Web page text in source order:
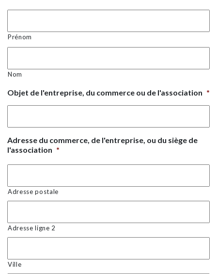
Prénom
Nom
Objet de l'entreprise, du commerce ou de l'association *
Adresse du commerce, de l'entreprise, ou du siège de
l'association *
Adresse postale
Adresse ligne 2
Ville